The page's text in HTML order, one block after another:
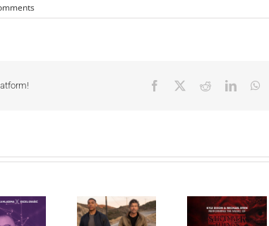
Facebook Reddit
se
HBO Max